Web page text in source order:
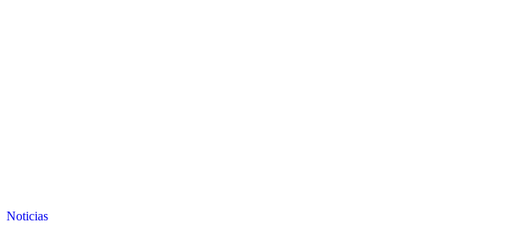
Noticias